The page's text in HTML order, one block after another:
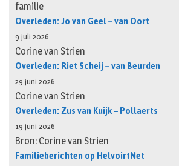
familie
Overleden: Jo van Geel – van Oort
9 juli 2026
Corine van Strien
Overleden: Riet Scheij – van Beurden
29 juni 2026
Corine van Strien
Overleden: Zus van Kuijk – Pollaerts
19 juni 2026
Bron: Corine van Strien
Familieberichten op HelvoirtNet